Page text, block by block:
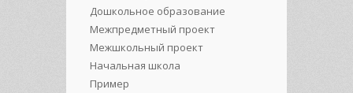
Дошкольное образование
Межпредметный проект
Межшкольный проект
Начальная школа
Пример